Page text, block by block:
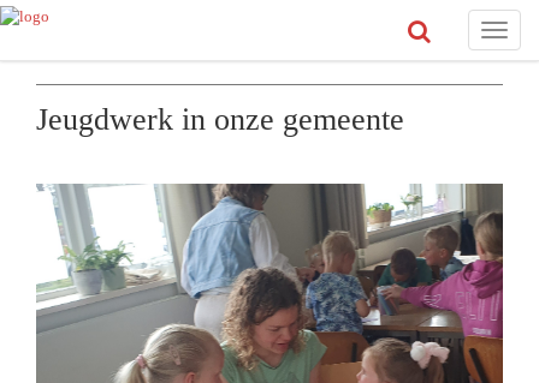
Toggle
Jeugdwerk in onze gemeente